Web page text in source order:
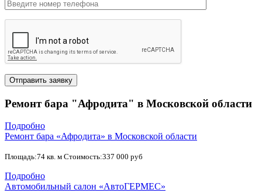
Ремонт бара "Афродита" в Московской области
Подробно
Ремонт бара «Афродита» в Московской области
Площадь:74 кв. м Стоимость:337 000 руб
Подробно
Автомобильный салон «АвтоГЕРМЕС»